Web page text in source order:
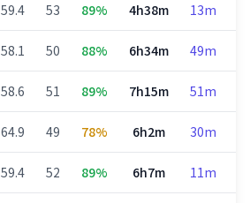
59.4 53 89% 4h38m 13m
58.1 50 88% 6h34m 49m
58.6 51 89% 7h15m 51m
64.9 49 78% 6h2m 30m
59.4 52 89% 6h7m 11m